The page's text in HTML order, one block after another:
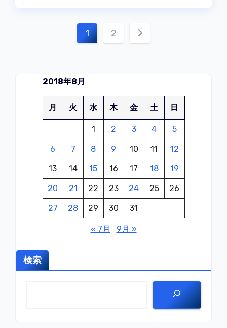
投
の
ペ
ー
ジ
送
り
1 2
2018年8月
月 火 水 木 金 土 日
1 2 3 4 5
6 7 8 9 10 11 12
13 14 15 16 17 18 19
20 21 22 23 24 25 26
27 28 29 30 31
« 7月 9月 »
検索